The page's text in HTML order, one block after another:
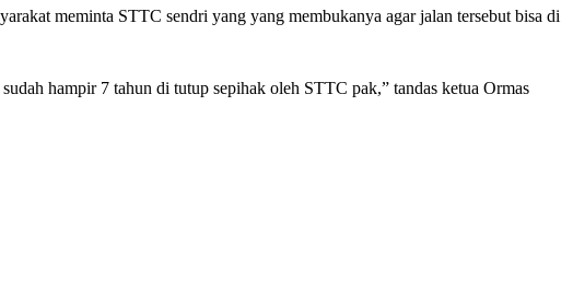
meminta STTC sendri yang yang membukanya agar jalan tersebut bisa di
hampir 7 tahun di tutup sepihak oleh STTC pak,” tandas ketua Ormas